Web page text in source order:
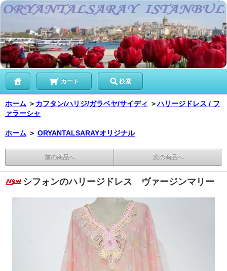
カート 検索
ホーム ＞ カフタン/ハリジ/ガラベヤ/サイディ ＞ハリージドレス / フ
ァラーシャ
ホーム ＞ ORYANTALSARAYオリジナル
前の商品へ 次の商品へ
シフォンのハリージドレス ヴァージンマリー